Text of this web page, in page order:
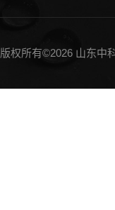
版权所有©2026 山东中